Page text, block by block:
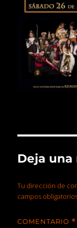
Deja una
Tu dirección de
campos
COMENTARIO *